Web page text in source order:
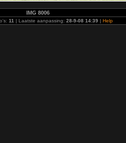
IMG 8006
11 | Laatste aanpassing: 28-9-08 14:39 | Help